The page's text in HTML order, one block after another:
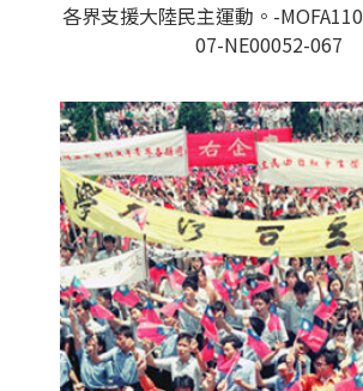
各界支援大陸民主運動。-
07-NE00052-067